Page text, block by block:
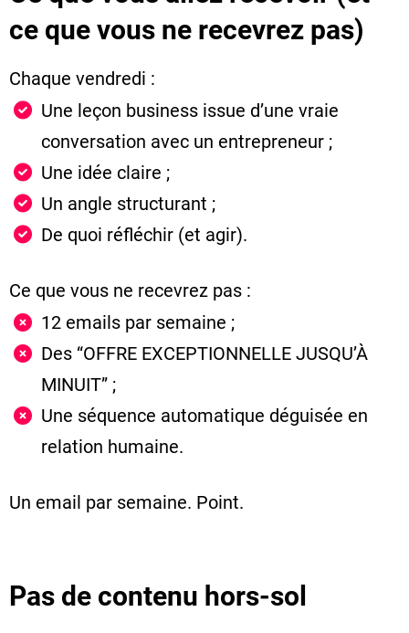
ce que vous ne recevrez pas)
Chaque vendredi :
Une leçon business issue d’une vraie
conversation avec un entrepreneur ;
Une idée claire ;
Un angle structurant ;
De quoi réfléchir (et agir).
Ce que vous ne recevrez pas :
12 emails par semaine ;
Des “OFFRE EXCEPTIONNELLE JUSQU’À
MINUIT” ;
Une séquence automatique déguisée en
relation humaine.
Un email par semaine. Point.
Pas de contenu hors-sol